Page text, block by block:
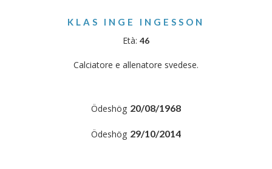
KLAS INGE INGESSON
Età: 46
Calciatore e allenatore svedese.
Ödeshög 20/08/1968
Ödeshög 29/10/2014